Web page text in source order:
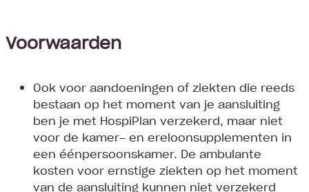
Voorwaarden
Ook voor aandoeningen of ziekten die reeds
bestaan op het moment van je aansluiting
ben je met HospiPlan verzekerd, maar niet
voor de kamer- en ereloonsupplementen in
een éénpersoonskamer. De ambulante
kosten voor ernstige ziekten op het moment
van de aansluiting kunnen niet verzekerd